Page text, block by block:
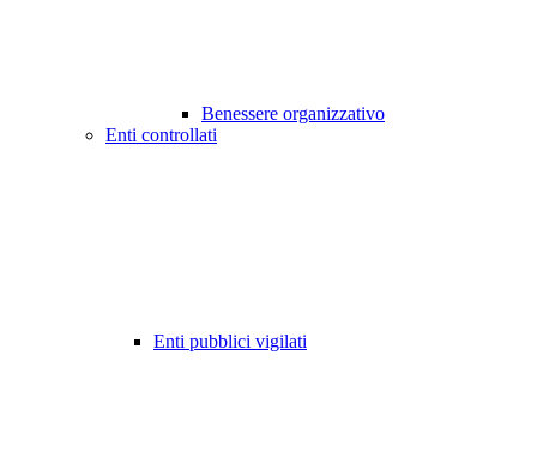
Benessere organizzativo
Enti controllati
Enti pubblici vigilati